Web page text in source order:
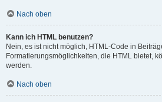
Nach oben
Kann ich HTML benutzen?
Nein, es ist nicht möglich, HTML-Code in
Formatierungsmöglichkeiten, die HTML bietet,
werden.
Nach oben